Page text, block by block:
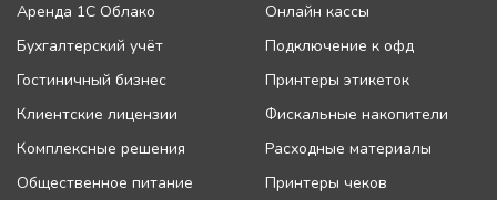
Аренда 1С Облако
Бухгалтерский учёт
Гостиничный бизнес
Клиентские лицензии
Комплексные решения
Общественное питание
Онлайн кассы
Подключение к офд
Принтеры этикеток
Фискальные накопители
Расходные материалы
Принтеры чеков